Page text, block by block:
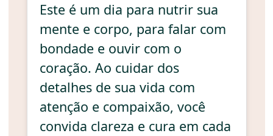
Este é um dia para nutrir sua
mente e corpo, para falar com
bondade e ouvir com o
coração. Ao cuidar dos
detalhes de sua vida com
atenção e compaixão, você
convida clareza e cura em cada